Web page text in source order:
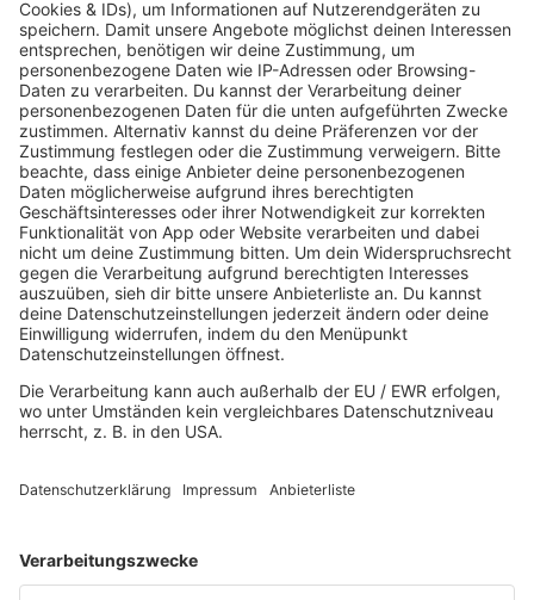
Für müde Metalheads: Eure Weck- und
Einschlaffunktion!
WAAAAAACKEN! Dieser Schlachtruf ist Musik in
Euren Ohren? Dann startet mit der Wacken
Radio-App in den Tag und lasst Euch vom Gebrüll
wilder Wackengänger, Musik aus dem Stream
oder einer Festivalgeräuschkulisse wecken.
Zusätzlich bekommt Ihr die besten Einschlaf-
Hilfen: Bierflaschen-Geklapper, Zeltplatz-
Getummel und "Rain or shine"-Atmosphäre.
Wacken on the road: Apple Carplay und Android
Auto